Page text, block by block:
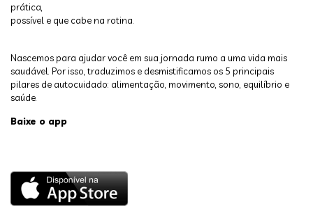
prática,
possível e que cabe na rotina.
Nascemos para ajudar você em sua jornada rumo a uma vida mais
saudável. Por isso, traduzimos e desmistificamos os 5 principais
pilares de autocuidado: alimentação, movimento, sono, equilíbrio e
saúde.
Baixe o app